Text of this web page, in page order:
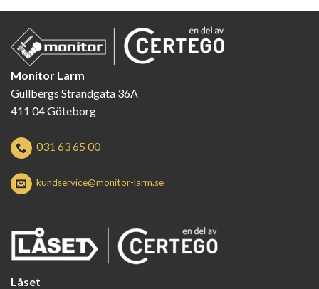
Monitor Larm
Gullbergs Strandgata 36A
411 04 Göteborg
031 63 65 00
kundservice@monitor-larm.se
Låset